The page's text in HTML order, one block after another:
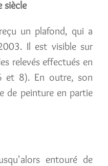
siècle
un plafond, qui a
Il est visible sur
relevés effectués en
et 8). En outre, son
de peinture en partie
entouré de